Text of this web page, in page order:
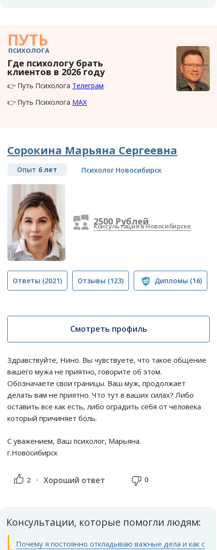
ПУТЬ
ПСИХОЛОГА
Где психологу брать
клиентов в 2026 году
👉 Путь Психолога Телеграм
👉 Путь Психолога MAX
Сорокина Марьяна Сергеевна
Опыт 6 лет Психолог Новосибирск
2500 Рублей
Консультация в Новосибирске
Ответы (2021) Отзывы (123) Дипломы (16)
Смотреть профиль
Здравствуйте, Нино. Вы чувствуете, что такое общение
вашего мужа не приятно, говорите об этом.
Обозначаете свои границы. Ваш муж, продолжает
делать вам не приятно. Что тут в ваших силах? Либо
оставить все как есть, либо оградить себя от человека
который причиняет боль.
С уважением, Ваш психолог, Марьяна.
г.Новосибирск
2 Хороший ответ 0
Консультации, которые помогли людям:
Почему я постоянно откладываю важные дела и как с